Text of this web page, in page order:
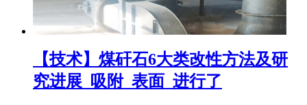
【技术】煤矸石6大类改性方法及研
究进展_吸附_表面_进行了